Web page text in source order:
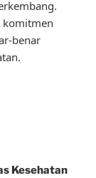
komitmen
benar
Kesehatan